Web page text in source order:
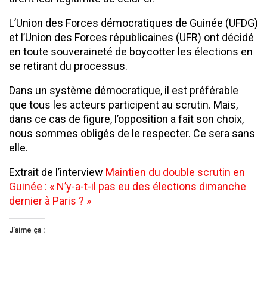
L’Union des Forces démocratiques de Guinée (UFDG)
et l’Union des Forces républicaines (UFR) ont décidé
en toute souveraineté de boycotter les élections en
se retirant du processus.
Dans un système démocratique, il est préférable
que tous les acteurs participent au scrutin. Mais,
dans ce cas de figure, l’opposition a fait son choix,
nous sommes obligés de le respecter. Ce sera sans
elle.
Extrait de l’interview Maintien du double scrutin en
Guinée : « N’y-a-t-il pas eu des élections dimanche
dernier à Paris ? »
J’aime ça :